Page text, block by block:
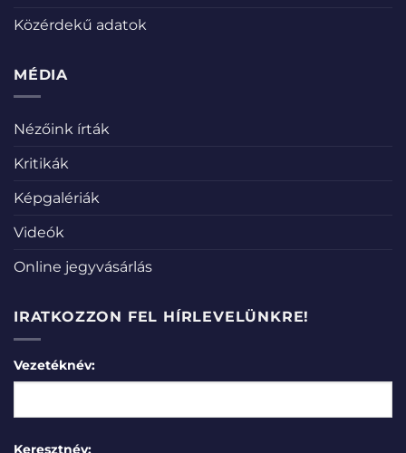
Közérdekű adatok
MÉDIA
Nézőink írták
Kritikák
Képgalériák
Videók
Online jegyvásárlás
IRATKOZZON FEL HÍRLEVELÜNKRE!
Vezetéknév:
Keresztnév: